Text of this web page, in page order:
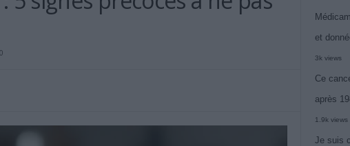
0
et
3k views
Ce
après
1.9k views
Je suis